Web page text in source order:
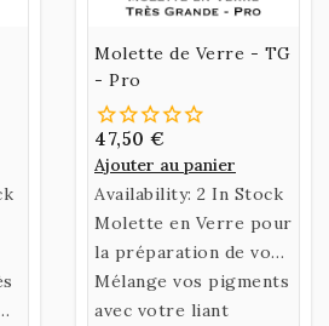
Molette de Verre - TG
- Pro
47,50 €
Ajouter au panier
Availability: 2 In Stock
Molette en Verre pour
la préparation de vos
couleurs.
Mélange vos pigments
avec votre liant